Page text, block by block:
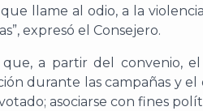
llame al odio, a la
expresó el Consejero.
a partir del convenio,
durante las campañas y
asociarse con fines